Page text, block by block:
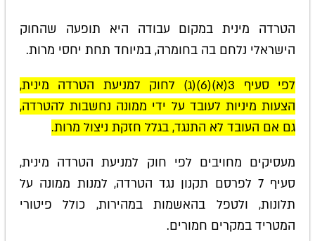
הטרדה מינית במקום עבודה היא תופעה שהחוק
הישראלי נלחם בה בחומרה, במיוחד תחת יחסי מרות.
לפי סעיף 3(א)(6)(ג) לחוק למניעת הטרדה מינית,
הצעות מיניות לעובד על ידי ממונה נחשבות להטרדה,
גם אם העובד לא התנגד, בגלל חזקת ניצול מרות.
מעסיקים מחויבים לפי חוק למניעת הטרדה מינית,
סעיף 7 לפרסם תקנון נגד הטרדה, למנות ממונה על
תלונות, ולטפל בהאשמות במהירות, כולל פיטורי
המטריד במקרים חמורים.